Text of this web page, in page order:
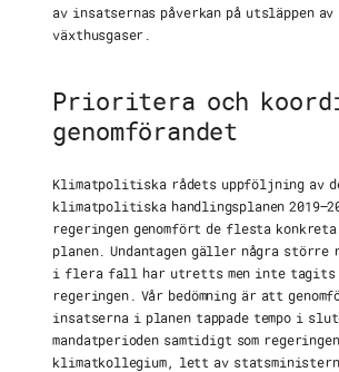
av insatsernas påverkan på utsläppen av
växthusgaser.
Prioritera och
genomförandet
Klimatpolitiska rådets uppföljning av
klimatpolitiska handlingsplanen
regeringen genomfört de flesta
planen. Undantagen gäller några större
i flera fall har utretts men inte tagits
regeringen. Vår bedömning är att
insatserna i planen tappade tempo i
mandatperioden samtidigt som
klimatkollegium, lett av